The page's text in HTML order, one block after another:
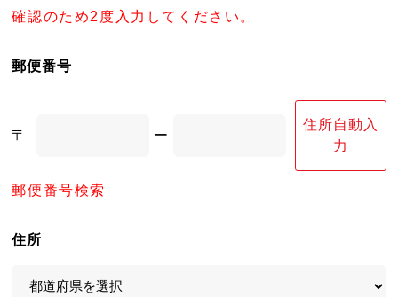
確認のため2度入力してください。
郵便番号
〒 ー
住所自動入
力
郵便番号検索
住所